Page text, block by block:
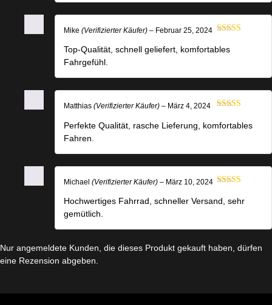
5von 5
Mike (Verifizierter Käufer) – Februar 25, 2024
Top-Qualität, schnell geliefert, komfortables
Fahrgefühl.
5von 5
Matthias (Verifizierter Käufer) – März 4, 2024
Perfekte Qualität, rasche Lieferung, komfortables
Fahren.
5von 5
Michael (Verifizierter Käufer) – März 10, 2024
Hochwertiges Fahrrad, schneller Versand, sehr
gemütlich.
Nur angemeldete Kunden, die dieses Produkt gekauft haben, dürfen
eine Rezension abgeben.